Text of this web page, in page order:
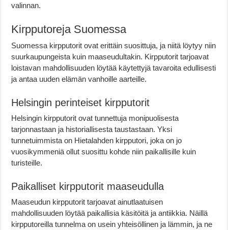
valinnan.
Kirpputoreja Suomessa
Suomessa kirpputorit ovat erittäin suosittuja, ja niitä löytyy niin
suurkaupungeista kuin maaseudultakin. Kirpputorit tarjoavat
loistavan mahdollisuuden löytää käytettyjä tavaroita edullisesti
ja antaa uuden elämän vanhoille aarteille.
Helsingin perinteiset kirpputorit
Helsingin kirpputorit ovat tunnettuja monipuolisesta
tarjonnastaan ja historiallisesta taustastaan. Yksi
tunnetuimmista on Hietalahden kirpputori, joka on jo
vuosikymmeniä ollut suosittu kohde niin paikallisille kuin
turisteille.
Paikalliset kirpputorit maaseudulla
Maaseudun kirpputorit tarjoavat ainutlaatuisen
mahdollisuuden löytää paikallisia käsitöitä ja antiikkia. Näillä
kirpputoreilla tunnelma on usein yhteisöllinen ja lämmin, ja ne